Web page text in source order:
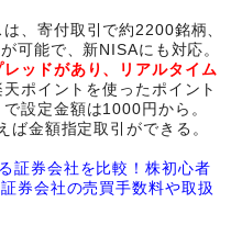
、寄付取引で約2200銘柄、
可能で、新NISAにも対応。
ッドがあり、リアルタイム
天ポイントを使ったポイント
で設定金額は1000円から。
ば金額指定取引ができる。
証券会社を比較！株初心者
券会社の売買手数料や取扱